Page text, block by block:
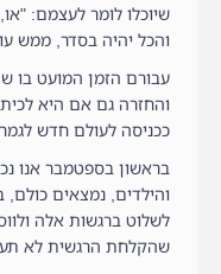
שיוכלו לומר לעצמם:
והכל יהיה בסדר, ממש
עבורם הזמן המועט בו
והחזרה גם אם היא
ככניסה לעולם חדש
בראשון בספטמבר אנו
והילדים, נמצאים
לשלוט ברגשות אלה
שהקלחת הרגשית לא